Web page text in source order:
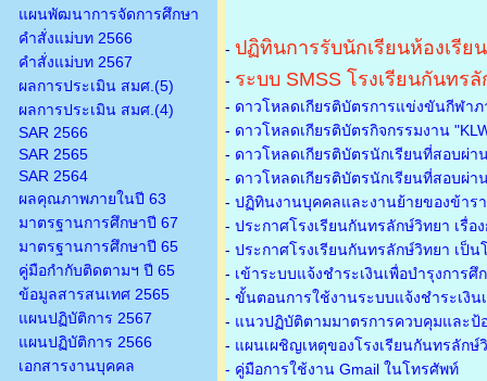
แผนพัฒนาการจัดการศึกษา
คำสั่งแม่บท 2566
คำสั่งแม่บท 2567
ผลการประเมิน สมศ.(5)
ผลการประเมิน สมศ.(4)
SAR 2566
SAR 2565
SAR 2564
ผลคุณภาพภายในปี 63
มาตรฐานการศึกษาปี 67
มาตรฐานการศึกษาปี 65
คู่มือกำกับติดตามฯ ปี 65
ข้อมูลสารสนเทศ 2565
แผนปฏิบัติการ 2567
แผนปฏิบัติการ 2566
เอกสารงานบุคคล
- ปฏิทินการรับนักเรียนห้องเรีย
- ระบบ SMSS โรงเรียนกันทร
- ดาวโหลดเกียรติบัตรการแข่งขันกีฬา
- ดาวโหลดเกียรติบัตรกิจกรรมงาน
- ดาวโหลดเกียรติบัตรนักเรียนที่สอบผ่
- ดาวโหลดเกียรติบัตรนักเรียนที่สอบผ่
- ปฏิทินงานบุคคลและงานย้ายของข้าร
- ประกาศโรงเรียนกันทรลักษ์วิทยา เรื่
- ประกาศโรงเรียนกันทรลักษ์วิทยา เป็
- เข้าระบบแจ้งชำระเงินเพื่อบำรุงการศึ
- ขั้นตอนการใช้งานระบบแจ้งชำระเงิน
- แนวปฏิบัติตามมาตรการควบคุมและป้
- แผนเผชิญเหตุของโรงเรียนกันทรลัก
- คู่มือการใช้งาน Gmail ในโทรศัพท์